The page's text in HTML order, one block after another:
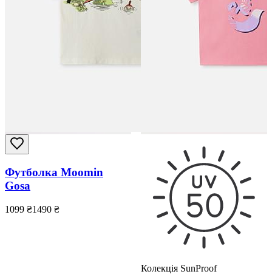
Футболка Moomin
Gosa
1099 ₴1490 ₴
Колекція SunProof